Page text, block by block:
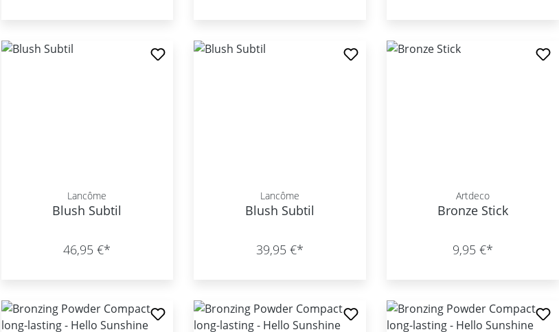
Lancôme
Blush Subtil
46,95 €*
Lancôme
Blush Subtil
39,95 €*
Artdeco
Bronze Stick
9,95 €*